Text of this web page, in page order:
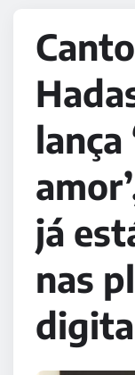
lança
já
nas